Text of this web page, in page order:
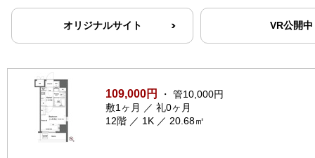
オリジナルサイト VR公開中
109,000円
・ 管10,000円
敷1ヶ月 ／ 礼0ヶ月
12階 ／ 1K ／ 20.68㎡